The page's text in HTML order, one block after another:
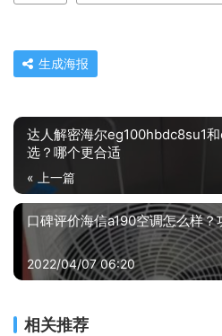
生成海报
达人解密海尔eg100hbdc8su1
选？哪个更合适
« 上一篇
口碑评价海信a190空调怎么样
2022/04/07 06:20
相关推荐